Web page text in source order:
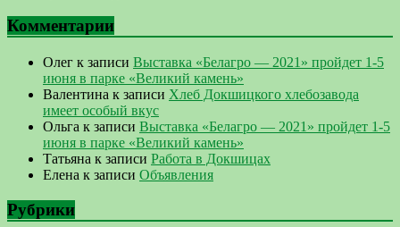
Комментарии
Олег к записи Выставка «Белагро — 2021» пройдет 1-5
июня в парке «Великий камень»
Валентина к записи Хлеб Докшицкого хлебозавода
имеет особый вкус
Ольга к записи Выставка «Белагро — 2021» пройдет 1-5
июня в парке «Великий камень»
Татьяна к записи Работа в Докшицах
Елена к записи Объявления
Рубрики